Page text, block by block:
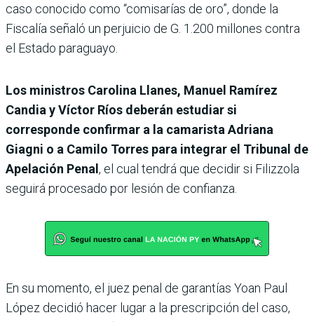
caso conocido como “comisarías de oro”, donde la
Fiscalía señaló un perjuicio de G. 1.200 millones contra
el Estado paraguayo.
Los ministros Carolina Llanes, Manuel Ramírez
Candia y Víctor Ríos deberán estudiar si
corresponde confirmar a la camarista Adriana
Giagni o a Camilo Torres para integrar el Tribunal de
Apelación Penal, el cual tendrá que decidir si Filizzola
seguirá procesado por lesión de confianza.
En su momento, el juez penal de garantías Yoan Paul
López decidió hacer lugar a la prescripción del caso,